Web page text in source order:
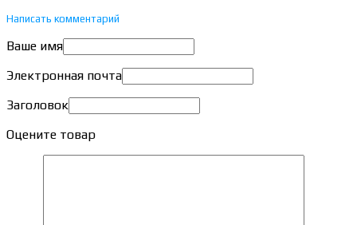
Написать комментарий
Ваше имя
Электронная почта
Заголовок
Оцените товар